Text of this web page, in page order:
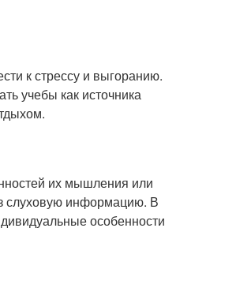
к стрессу и выгоранию.
учебы как источника
их мышления или
слуховую информацию. В
особенности